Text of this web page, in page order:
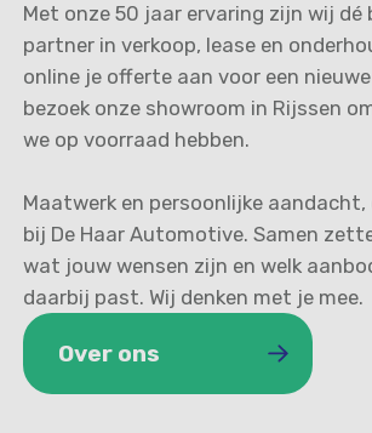
Met onze 50 jaar ervaring zijn wij dé
partner in verkoop, lease en
online je offerte aan voor een
bezoek onze showroom in Rijssen
we op voorraad hebben.
Maatwerk en persoonlijke
bij De Haar Automotive. Samen
wat jouw wensen zijn en welk
daarbij past. Wij denken met je mee.
Over ons